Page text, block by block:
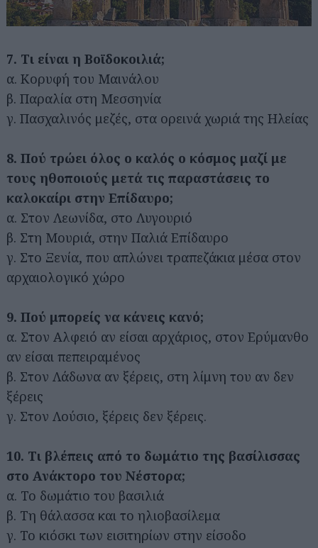
7. Τι είναι η Βοϊδοκοιλιά;
α. Κορυφή του Μαινάλου
β. Παραλία στη Μεσσηνία
γ. Πασχαλινός μεζές, στα ορεινά χωριά της Ηλείας
8. Πού τρώει όλος ο καλός ο κόσμος μαζί με
τους ηθοποιούς μετά τις παραστάσεις το
καλοκαίρι στην Επίδαυρο;
α. Στον Λεωνίδα, στο Λυγουριό
β. Στη Μουριά, στην Παλιά Επίδαυρο
γ. Στο Ξενία, που απλώνει τραπεζάκια μέσα στον
αρχαιολογικό χώρο
9. Πού μπορείς να κάνεις κανό;
α. Στον Αλφειό αν είσαι αρχάριος, στον Ερύμανθο
αν είσαι πεπειραμένος
β. Στον Λάδωνα αν ξέρεις, στη λίμνη του αν δεν
ξέρεις
γ. Στον Λούσιο, ξέρεις δεν ξέρεις.
10. Τι βλέπεις από το δωμάτιο της βασίλισσας
στο Ανάκτορο του Νέστορα;
α. Το δωμάτιο του βασιλιά
β. Τη θάλασσα και το ηλιοβασίλεμα
γ. Το κιόσκι των εισιτηρίων στην είσοδο